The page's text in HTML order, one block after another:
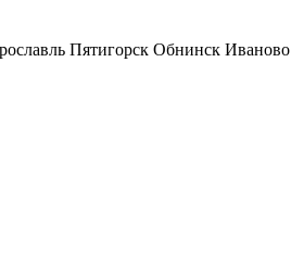
Пятигорск Обнинск Иваново